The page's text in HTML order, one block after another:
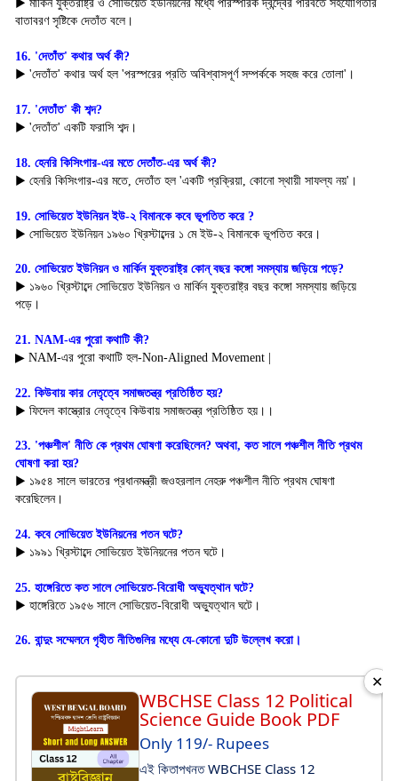
▶ মার্কিন যুক্তরাষ্ট্র ও সোভিয়েত ইউনিয়নের মধ্যে পারস্পরিক দ্বন্দ্বের পরিবর্তে সহযোগিতার
বাতাবরণ সৃষ্টিকে দেতাঁত বলে।
16. 'দেতাঁত' কথার অর্থ কী?
▶ 'দেতাঁত' কথার অর্থ হল 'পরস্পরের প্রতি অবিশ্বাসপূর্ণ সম্পর্ককে সহজ করে তোলা'।
17. 'দেতাঁত' কী শব্দ?
▶ 'দেতাঁত' একটি ফরাসি শব্দ।
18. হেনরি কিসিংগার-এর মতে দেতাঁত-এর অর্থ কী?
▶ হেনরি কিসিংগার-এর মতে, দেতাঁত হল 'একটি প্রক্রিয়া, কোনো স্থায়ী সাফল্য নয়'।
19. সোভিয়েত ইউনিয়ন ইউ-২ বিমানকে কবে ভূপতিত করে ?
▶ সোভিয়েত ইউনিয়ন ১৯৬০ খ্রিস্টাব্দের ১ মে ইউ-২ বিমানকে ভূপতিত করে।
20. সোভিয়েত ইউনিয়ন ও মার্কিন যুক্তরাষ্ট্র কোন্ বছর কঙ্গো সমস্যায় জড়িয়ে পড়ে?
▶ ১৯৬০ খ্রিস্টাব্দে সোভিয়েত ইউনিয়ন ও মার্কিন যুক্তরাষ্ট্র বছর কঙ্গো সমস্যায় জড়িয়ে
পড়ে।
21. NAM-এর পুরো কথাটি কী?
▶ NAM-এর পুরো কথাটি হল-Non-Aligned Movement |
22. কিউবায় কার নেতৃত্বে সমাজতন্ত্র প্রতিষ্ঠিত হয়?
▶ ফিদেল কাস্ত্রোর নেতৃত্বে কিউবায় সমাজতন্ত্র প্রতিষ্ঠিত হয়।।
23. 'পঞ্চশীল' নীতি কে প্রথম ঘোষণা করেছিলেন? অথবা, কত সালে পঞ্চশীল নীতি প্রথম
ঘোষণা করা হয়?
▶ ১৯৫৪ সালে ভারতের প্রধানমন্ত্রী জওহরলাল নেহরু পঞ্চশীল নীতি প্রথম ঘোষণা
করেছিলেন।
24. কবে সোভিয়েত ইউনিয়নের পতন ঘটে?
▶ ১৯৯১ খ্রিস্টাব্দে সোভিয়েত ইউনিয়নের পতন ঘটে।
25. হাঙ্গেরিতে কত সালে সোভিয়েত-বিরোধী অভ্যুত্থান ঘটে?
▶ হাঙ্গেরিতে ১৯৫৬ সালে সোভিয়েত-বিরোধী অভ্যুত্থান ঘটে।
26. বান্দুং সম্মেলনে গৃহীত নীতিগুলির মধ্যে যে-কোনো দুটি উল্লেখ করো।
WBCHSE Class 12 Political
Science Guide Book PDF
Only 119/- Rupees
এই কিতাপখনত WBCHSE Class 12
✕